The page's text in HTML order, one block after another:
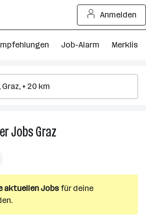
Anmelden
Job-Alarm Merkliste
JobsGraz
aktuellen Jobs für deine